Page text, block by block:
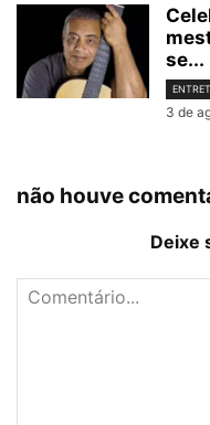
se...
3 de
não houve
Deixe